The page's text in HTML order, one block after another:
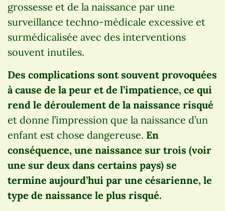
grossesse et de la naissance par une
surveillance techno-médicale excessive et
surmédicalisée avec des interventions
souvent inutiles.
Des complications sont souvent provoquées
à cause de la peur et de l’impatience, ce qui
rend le déroulement de la naissance risqué
et donne l’impression que la naissance d’un
enfant est chose dangereuse. En
conséquence, une naissance sur trois (voir
une sur deux dans certains pays) se
termine aujourd’hui par une césarienne, le
type de naissance le plus risqué.